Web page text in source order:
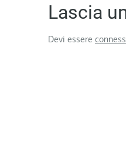
Lascia
Devi essere